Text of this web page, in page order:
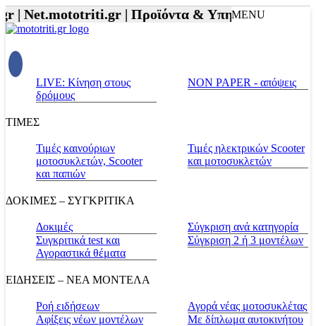
| Net.mototriti.gr | Προϊόντα & Υπηρεσίες |
MENU
LIVE: Κίνηση στους
δρόμους
NON PAPER - απόψεις
ΤΙΜΕΣ
Τιμές καινούριων
μοτοσυκλετών, Scooter
και παπιών
Τιμές ηλεκτρικών Scooter
και μοτοσυκλετών
ΔΟΚΙΜΕΣ – ΣΥΓΚΡΙΤΙΚΑ
Δοκιμές
Συγκριτικά test και
Αγοραστικά θέματα
Σύγκριση ανά κατηγορία
Σύγκριση 2 ή 3 μοντέλων
ΕΙΔΗΣΕΙΣ – ΝΕΑ ΜΟΝΤΕΛΑ
Ροή ειδήσεων
Αφίξεις νέων μοντέλων
Αγορά νέας μοτοσυκλέτας
Με δίπλωμα αυτοκινήτου